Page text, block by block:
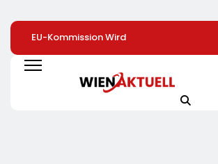
EU-Kommission Wird
Zur „Zentrale Der
Tierindustrie“ /
Tierschutzorganisation
Vernetzen Sich
Unternehmer Für Die